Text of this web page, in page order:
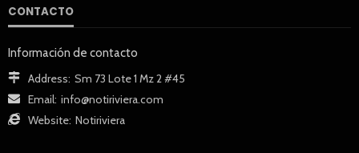
CONTACTO
Información de contacto
Address: Sm 73 Lote 1 Mz 2 #45
Email: info@notiriviera.com
Website: Notiriviera